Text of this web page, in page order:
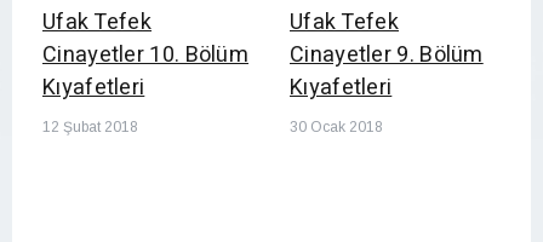
Ufak Tefek
Cinayetler 10. Bölüm
Kıyafetleri
12 Şubat 2018
Ufak Tefek
Cinayetler 9. Bölüm
Kıyafetleri
30 Ocak 2018